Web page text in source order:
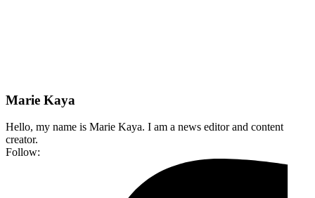
Marie Kaya
Hello, my name is Marie Kaya. I am a news editor and content
creator.
Follow: